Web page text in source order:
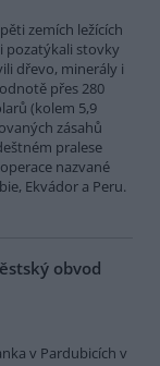
zemích ležících
pozatýkali stovky
dřevo, minerály i
přes 280
(kolem 5,9
zásahů
pralese
nazvané
Ekvádor a Peru.
obvod
v Pardubicích v